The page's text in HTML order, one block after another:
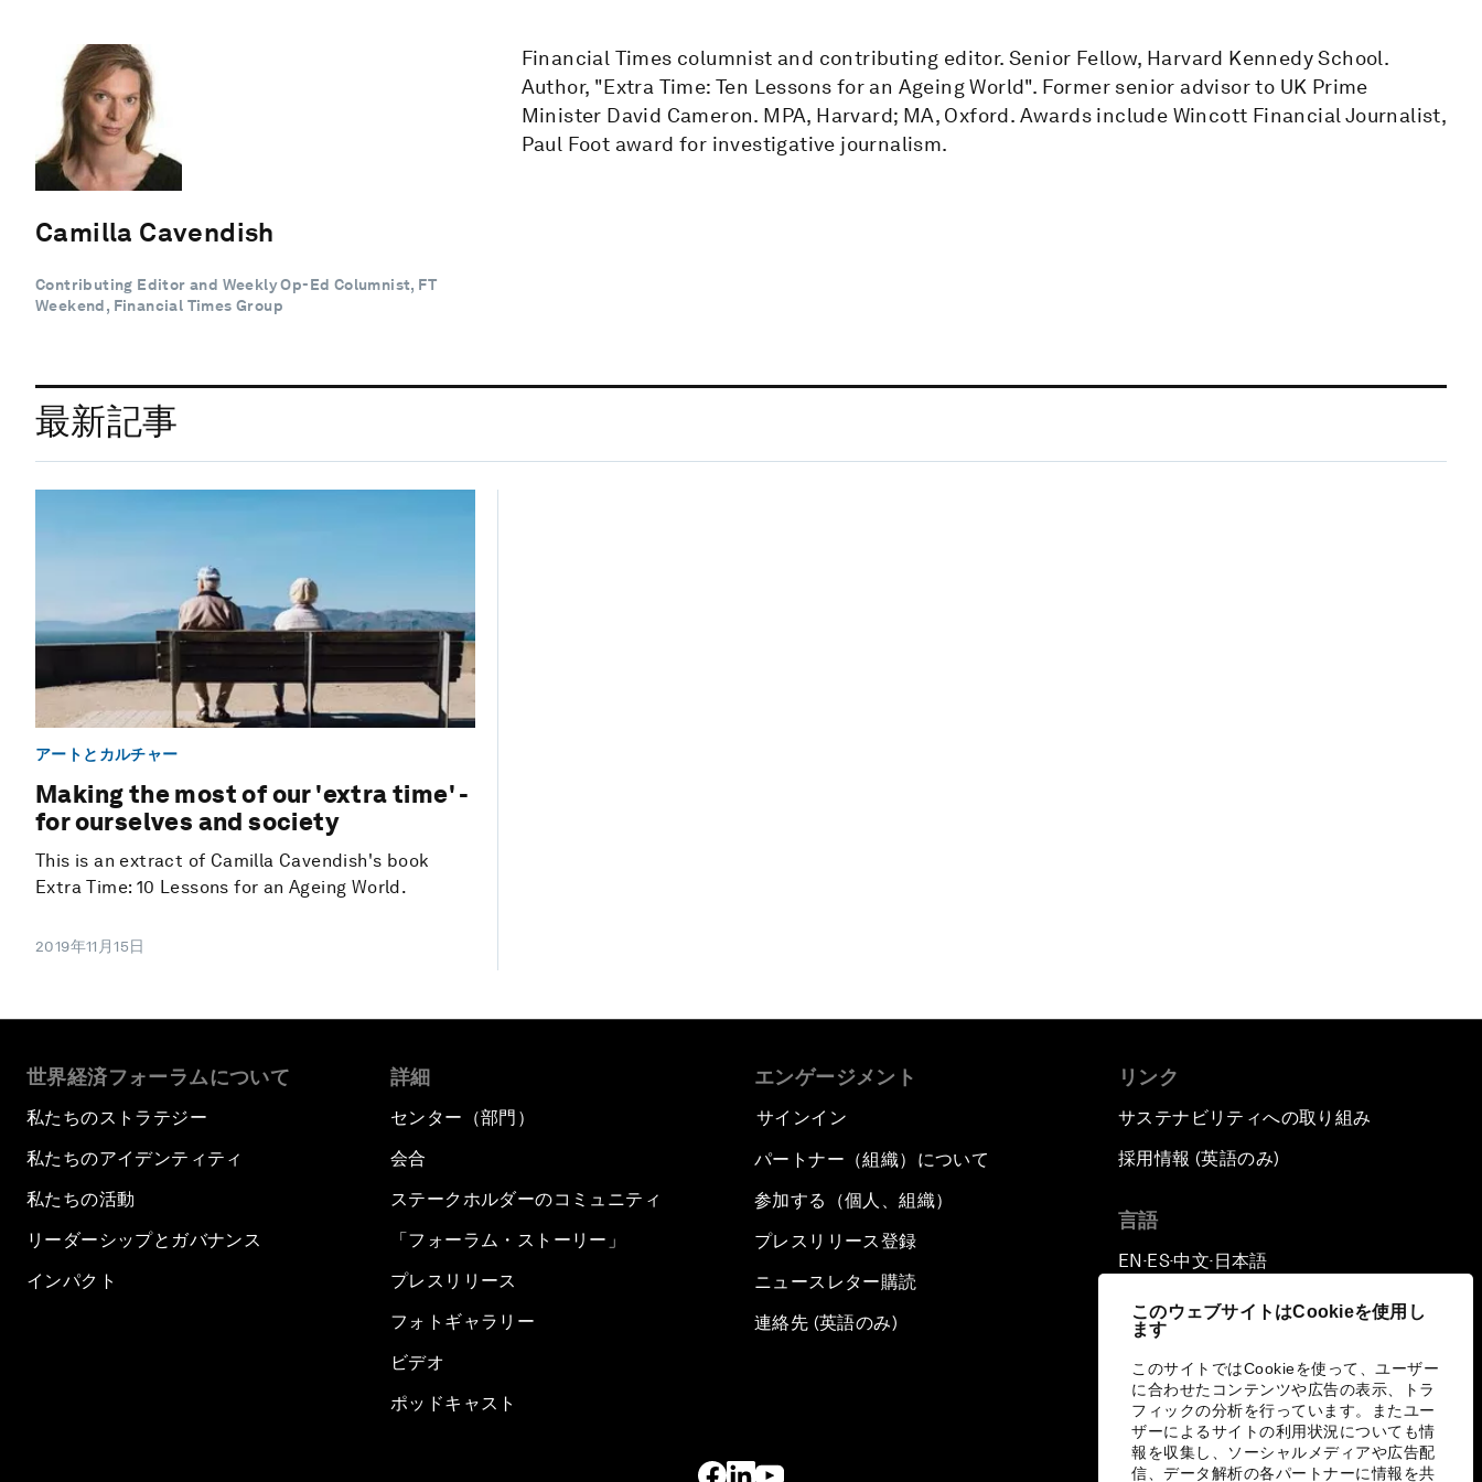
このウェブサイトはCookieを使用し
ます
このサイトではCookieを使って、ユーザー
に合わせたコンテンツや広告の表示、トラ
フィックの分析を行っています。またユー
ザーによるサイトの利用状況についても情
報を収集し、ソーシャルメディアや広告配
信、データ解析の各パートナーに情報を共
Camilla Cavendish
Contributing Editor and Weekly Op-Ed Columnist, FT
Weekend, Financial Times Group
Financial Times columnist and contributing editor. Senior Fellow, Harvard Kennedy School.
Author, "Extra Time: Ten Lessons for an Ageing World". Former senior advisor to UK Prime
Minister David Cameron. MPA, Harvard; MA, Oxford. Awards include Wincott Financial Journalist,
Paul Foot award for investigative journalism.
最新記事
アートとカルチャー
Making the most of our 'extra time' -
for ourselves and society
This is an extract of Camilla Cavendish's book
Extra Time: 10 Lessons for an Ageing World.
2019年11月15日
世界経済フォーラムについて
私たちのストラテジー
私たちのアイデンティティ
私たちの活動
リーダーシップとガバナンス
インパクト
詳細
センター（部門）
会合
ステークホルダーのコミュニティ
「フォーラム・ストーリー」
プレスリリース
フォトギャラリー
ビデオ
ポッドキャスト
エンゲージメント
サインイン
パートナー（組織）について
参加する（個人、組織）
プレスリリース登録
ニュースレター購読
連絡先 (英語のみ)
リンク
サステナビリティへの取り組み
採用情報 (英語のみ)
言語
EN ▪ ES▪中文▪ 日本語